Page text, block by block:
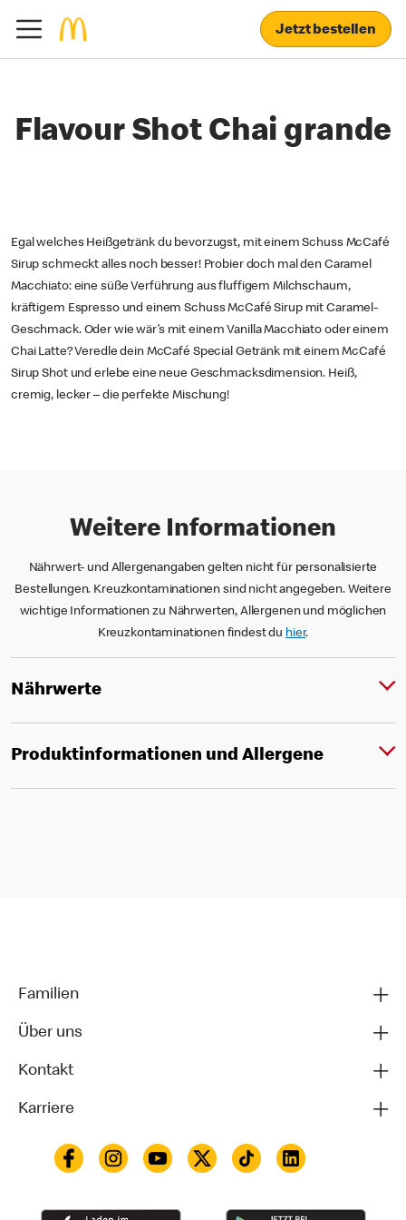
Jetzt bestellen
Flavour Shot Chai grande
Egal welches Heißgetränk du bevorzugst, mit einem Schuss McCafé
Sirup schmeckt alles noch besser! Probier doch mal den Caramel
Macchiato: eine süße Verführung aus fluffigem Milchschaum,
kräftigem Espresso und einem Schuss McCafé Sirup mit Caramel-
Geschmack. Oder wie wär’s mit einem Vanilla Macchiato oder einem
Chai Latte? Veredle dein McCafé Special Getränk mit einem McCafé
Sirup Shot und erlebe eine neue Geschmacksdimension. Heiß,
cremig, lecker – die perfekte Mischung!
Weitere Informationen
Nährwert- und Allergenangaben gelten nicht für personalisierte
Bestellungen. Kreuzkontaminationen sind nicht angegeben. Weitere
wichtige Informationen zu Nährwerten, Allergenen und möglichen
Kreuzkontaminationen findest du hier.
Nährwerte
Produktinformationen und Allergene
Familien
Über uns
Kontakt
Karriere